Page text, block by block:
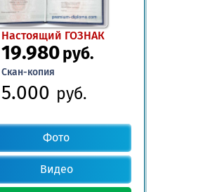
Настоящий ГОЗНАК
19.980руб.
Скан-копия
5.000 руб.
Фото
Видео